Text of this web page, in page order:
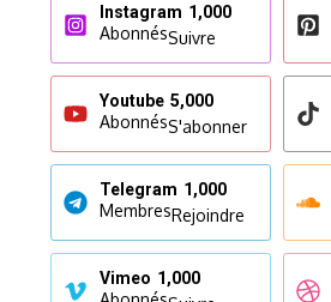
Instagram 1,000
AbonnésSuivre
Youtube 5,000
AbonnésS'abonner
Telegram 1,000
MembresRejoindre
Vimeo 1,000